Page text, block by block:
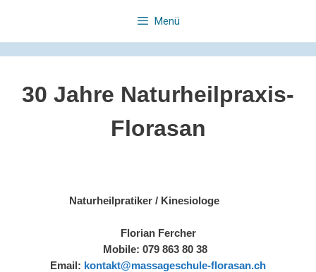
Menü
30 Jahre Naturheilpraxis-
Florasan
Naturheilpratiker / Kinesiologe
Florian Fercher
Mobile: 079 863 80 38
Email: kontakt@massageschule-florasan.ch